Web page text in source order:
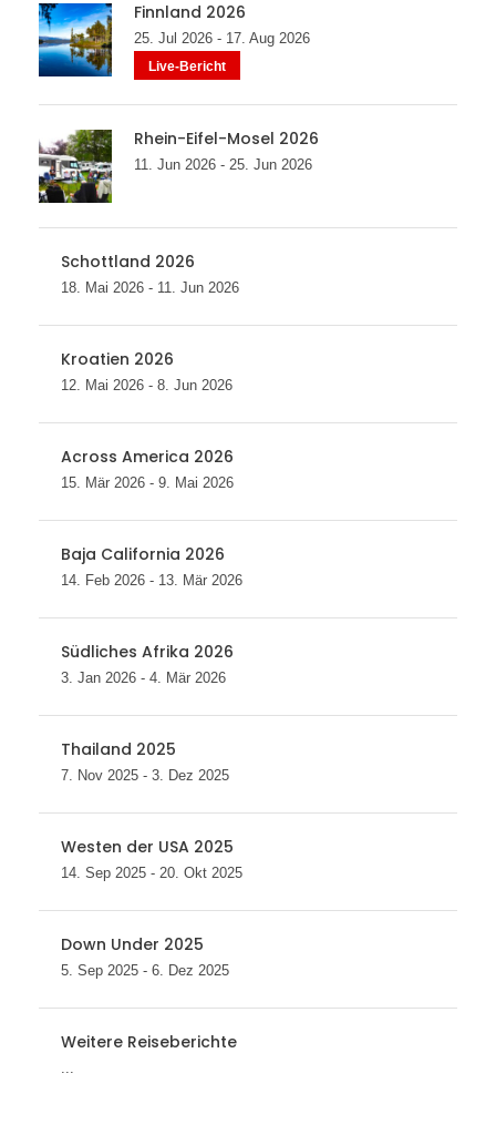
Finnland 2026
25. Jul 2026 - 17. Aug 2026
Live-Bericht
Rhein-Eifel-Mosel 2026
11. Jun 2026 - 25. Jun 2026
Schottland 2026
18. Mai 2026 - 11. Jun 2026
Kroatien 2026
12. Mai 2026 - 8. Jun 2026
Across America 2026
15. Mär 2026 - 9. Mai 2026
Baja California 2026
14. Feb 2026 - 13. Mär 2026
Südliches Afrika 2026
3. Jan 2026 - 4. Mär 2026
Thailand 2025
7. Nov 2025 - 3. Dez 2025
Westen der USA 2025
14. Sep 2025 - 20. Okt 2025
Down Under 2025
5. Sep 2025 - 6. Dez 2025
Weitere Reiseberichte
...